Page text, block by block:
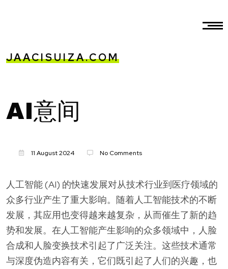
JAACISUIZA.COM
AI意间
11 August 2024 No Comments
人工智能 (AI) 的快速发展对从技术行业到医疗领域的
众多行业产生了重大影响。随着人工智能技术的不断
发展，其应用也变得越来越复杂，从而催生了新的趋
势和发展。在人工智能产生影响的众多领域中，人脸
合成和人脸变换技术引起了广泛关注。这些技术通常
与深度伪造内容有关，它们既引起了人们的兴趣，也